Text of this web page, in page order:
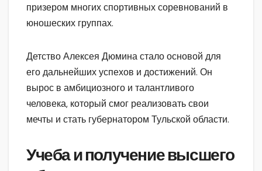
призером многих спортивных соревнований в
юношеских группах.
Детство Алексея Дюмина стало основой для
его дальнейших успехов и достижений. Он
вырос в амбициозного и талантливого
человека, который смог реализовать свои
мечты и стать губернатором Тульской области.
Учеба и получение высшего